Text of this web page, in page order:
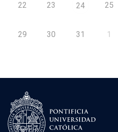
22 23 24 25
29 30 31 1